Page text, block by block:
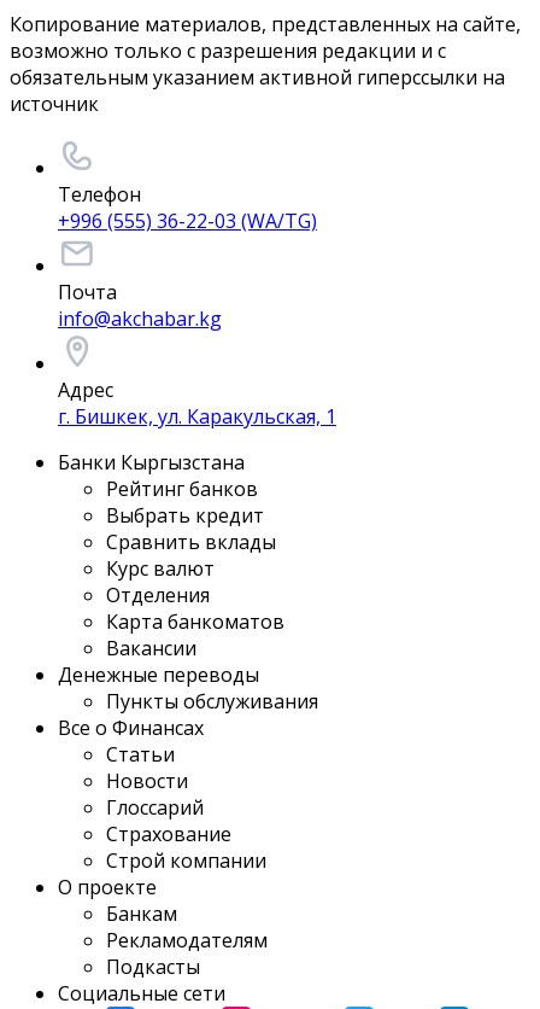
Копирование материалов, представленных на сайте,
возможно только с разрешения редакции и с
обязательным указанием активной гиперссылки на
источник
Телефон
+996 (555) 36-22-03 (WA/TG)
Почта
info@akchabar.kg
Адрес
г. Бишкек, ул. Каракульская, 1
Банки Кыргызстана
Рейтинг банков
Выбрать кредит
Сравнить вклады
Курс валют
Отделения
Карта банкоматов
Вакансии
Денежные переводы
Пункты обслуживания
Все о Финансах
Статьи
Новости
Глоссарий
Страхование
Строй компании
О проекте
Банкам
Рекламодателям
Подкасты
Социальные сети